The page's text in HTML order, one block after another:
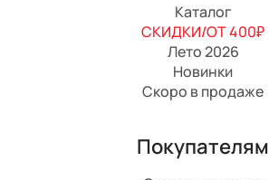
Каталог
СКИДКИ/ОТ 400₽
Лето 2026
Новинки
Скоро в продаже
Покупателям